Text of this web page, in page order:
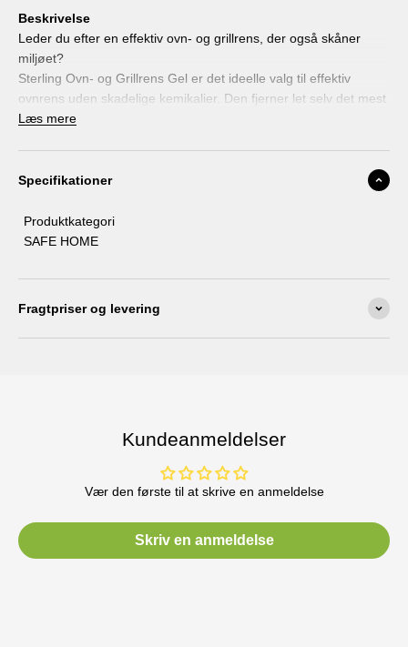
Beskrivelse
Leder du efter en effektiv ovn- og grillrens, der også skåner
miljøet?
Sterling Ovn- og Grillrens Gel er det ideelle valg til effektiv
ovnrens uden skadelige kemikalier. Den fjerner let selv det mest
genstridige snavs og fastbrændte madrester fra ovne, grill,
effektiv uden kompromis.
Brugervenlig:Påfør rengøringsgelen i kold ovn eller på kold
grillrist, lad virke i 20 minutter, og tør af med en klud for et
indeklima for hele familien. Ren luft og god hygiejne går hånd i
hånd for at skabe et sundt hjemmemiljø, og vores udvalg af
Læs mere
Specifikationer
Produktkategori
SAFE HOME
Fragtpriser og levering
Kundeanmeldelser
Vær den første til at skrive en anmeldelse
Skriv en anmeldelse